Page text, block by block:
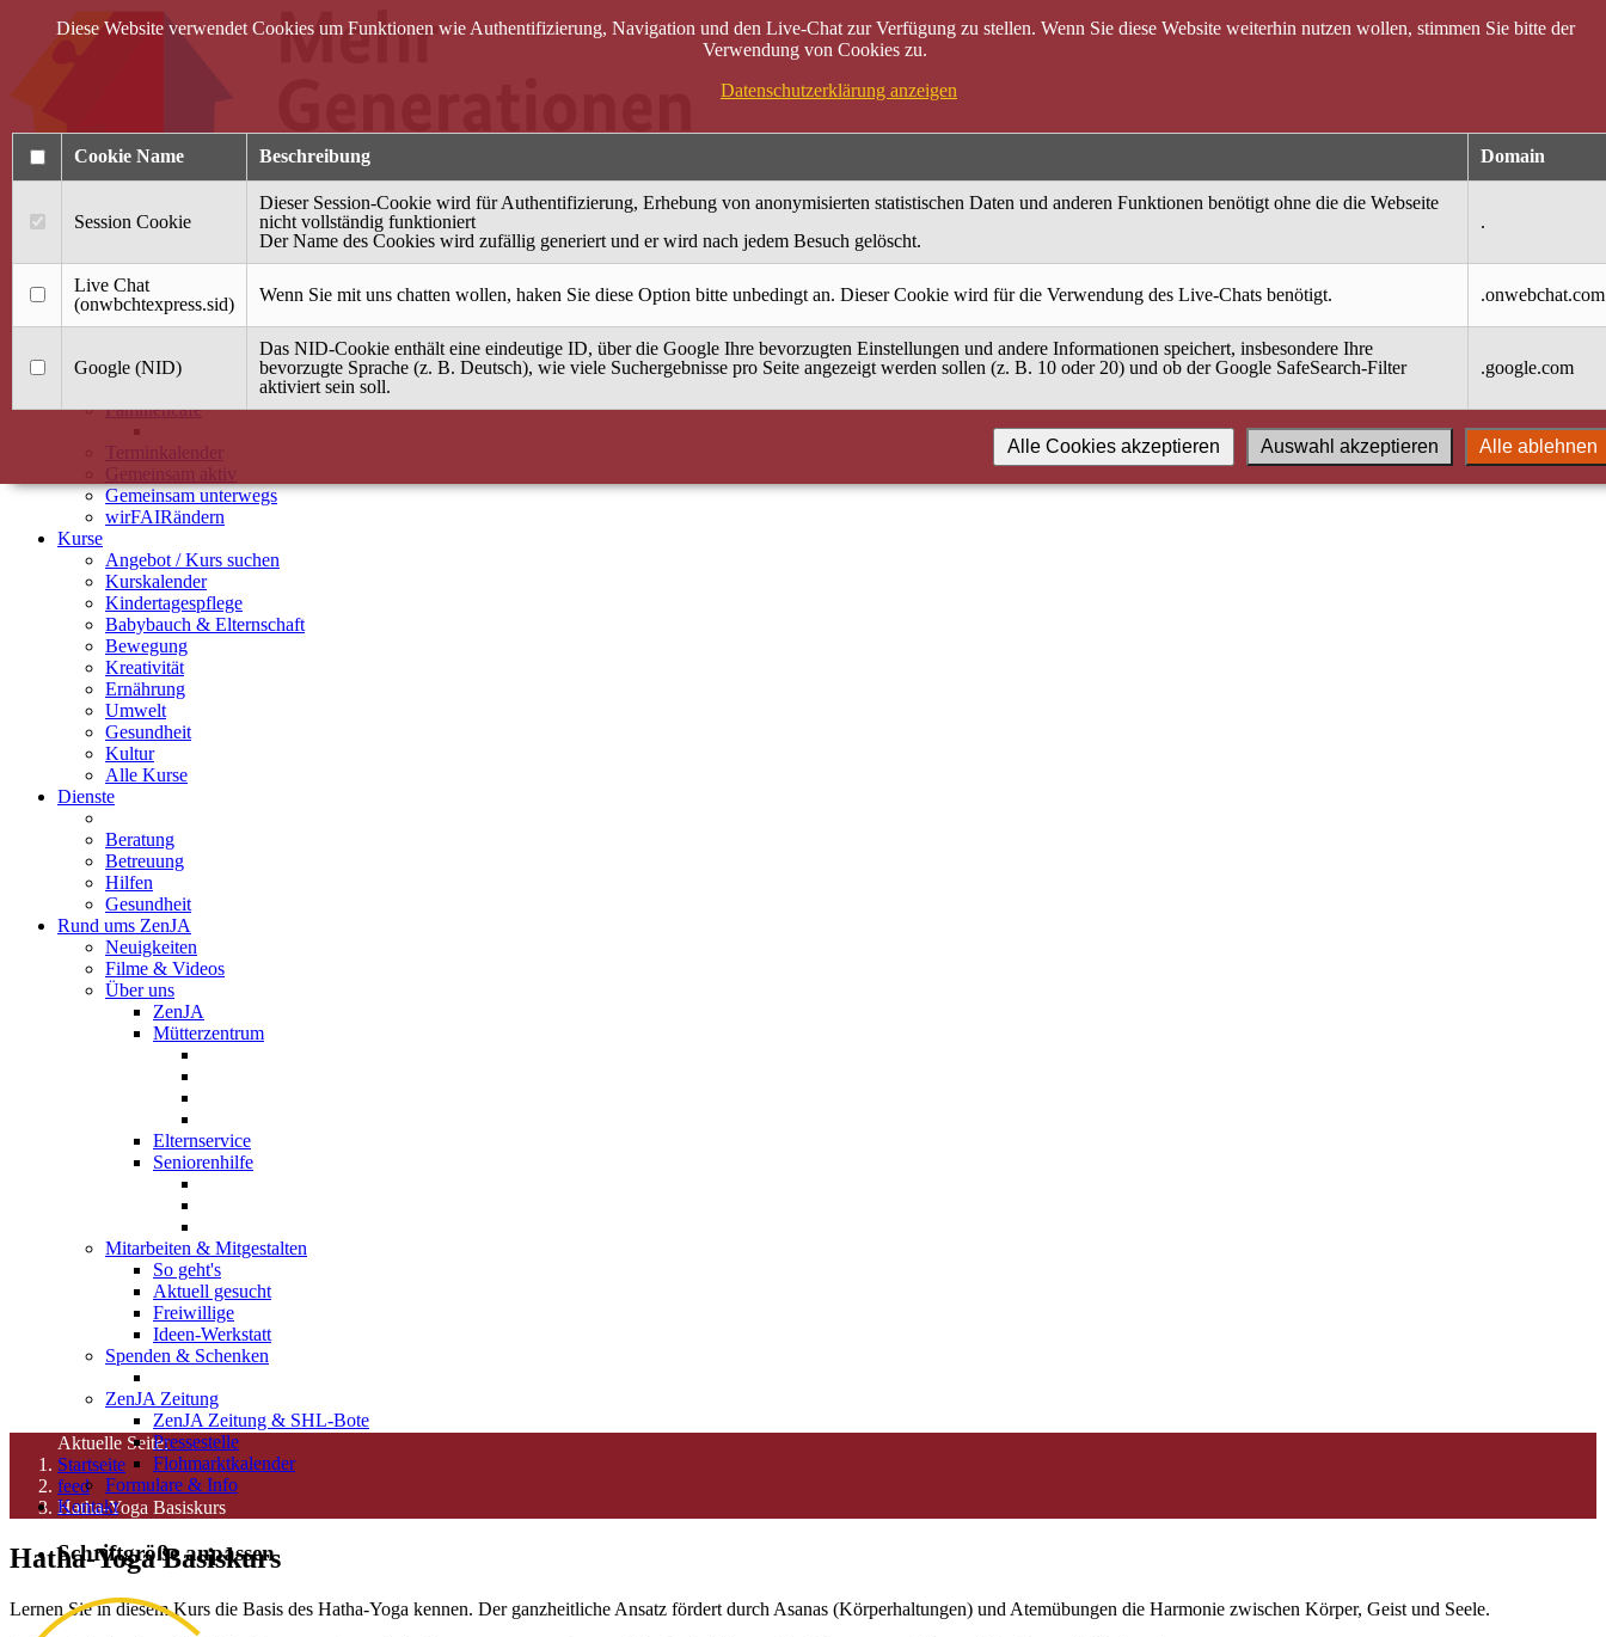
Anmelden
Startseite
Treffpunkt Jung & Alt
40 Jahre Mütterzentrum
Familiencafé
Terminkalender
Gemeinsam aktiv
Gemeinsam unterwegs
wirFAIRändern
Kurse
Angebot / Kurs suchen
Kurskalender
Kindertagespflege
Babybauch & Elternschaft
Bewegung
Kreativität
Ernährung
Umwelt
Gesundheit
Kultur
Alle Kurse
Dienste
Beratung
Betreuung
Hilfen
Gesundheit
Rund ums ZenJA
Neuigkeiten
Filme & Videos
Über uns
ZenJA
Mütterzentrum
Elternservice
Seniorenhilfe
Mitarbeiten & Mitgestalten
So geht's
Aktuell gesucht
Freiwillige
Ideen-Werkstatt
Spenden & Schenken
ZenJA Zeitung
ZenJA Zeitung & SHL-Bote
Pressestelle
Flohmarktkalender
Formulare & Info
Kontakt
Schriftgröße anpassen
Aktuelle Seite:
Startseite
feed
Hatha-Yoga Basiskurs
Hatha-Yoga Basiskurs
Lernen Sie in diesem Kurs die Basis des Hatha-Yoga kennen. Der ganzheitliche Ansatz fördert durch Asanas (Körperhaltungen) und Atemübungen die Harmonie zwischen Körper, Geist und Seele.
Diese Website verwendet Cookies um Funktionen wie Authentifizierung, Navigation und den Live-Chat zur Verfügung zu stellen. Wenn Sie diese Website weiterhin nutzen wollen, stimmen Sie bitte der
Verwendung von Cookies zu.
Datenschutzerklärung anzeigen
Cookie Name Beschreibung Domain
Session Cookie
Dieser Session-Cookie wird für Authentifizierung, Erhebung von anonymisierten statistischen Daten und anderen Funktionen benötigt ohne die die Webseite
nicht vollständig funktioniert
Der Name des Cookies wird zufällig generiert und er wird nach jedem Besuch gelöscht.
.
Live Chat
(onwbchtexpress.sid)
Wenn Sie mit uns chatten wollen, haken Sie diese Option bitte unbedingt an. Dieser Cookie wird für die Verwendung des Live-Chats benötigt. .onwebchat.com
Google (NID)
Das NID-Cookie enthält eine eindeutige ID, über die Google Ihre bevorzugten Einstellungen und andere Informationen speichert, insbesondere Ihre
bevorzugte Sprache (z. B. Deutsch), wie viele Suchergebnisse pro Seite angezeigt werden sollen (z. B. 10 oder 20) und ob der Google SafeSearch-Filter
aktiviert sein soll.
.google.com
Alle ablehnen
Auswahl akzeptieren
Alle Cookies akzeptieren